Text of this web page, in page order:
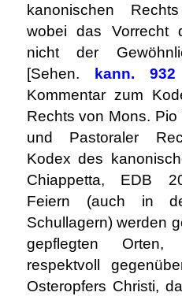
kanonischen
wobei das Vorrecht
nicht der
[Sehen. kann.
Kommentar zum
Rechts von Mons.
und Pastoraler
Kodex des
Chiappetta, EDB
Feiern (auch in
Schullagern) werden
gepflegten Orten,
respektvoll
Osteropfers Christi,